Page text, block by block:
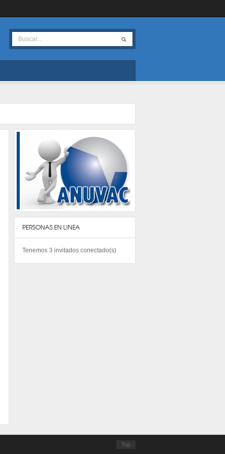
PERSONAS EN LINEA
Tenemos 3 invitados conectado(s)
Top